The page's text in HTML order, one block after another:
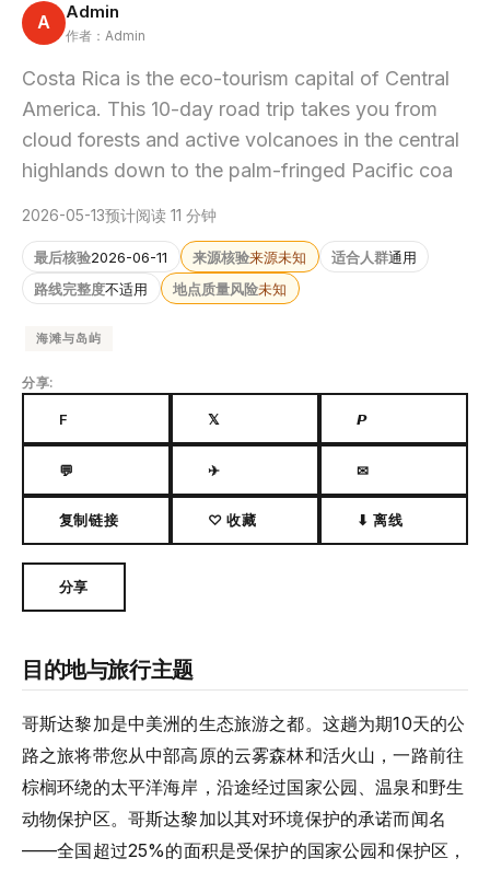
A Admin
作者：Admin
Costa Rica is the eco-tourism capital of Central
America. This 10-day road trip takes you from
cloud forests and active volcanoes in the central
highlands down to the palm-fringed Pacific coa
2026-05-13预计阅读 11 分钟
最后核验2026-06-11 来源核验来源未知 适合人群通用
路线完整度不适用 地点质量风险未知
海滩与岛屿
分享:
F 𝕏 𝙋
💬 ✈ ✉
复制链接 ♡ 收藏 ⬇ 离线
分享
目的地与旅行主题
哥斯达黎加是中美洲的生态旅游之都。这趟为期10天的公
路之旅将带您从中部高原的云雾森林和活火山，一路前往
棕榈环绕的太平洋海岸，沿途经过国家公园、温泉和野生
动物保护区。哥斯达黎加以其对环境保护的承诺而闻名
——全国超过25%的面积是受保护的国家公园和保护区，